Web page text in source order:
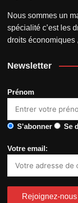
Nous sommes un
spécialité c’est les
droits économiques
Newsletter
Prénom
S'abonner Se
Votre email: